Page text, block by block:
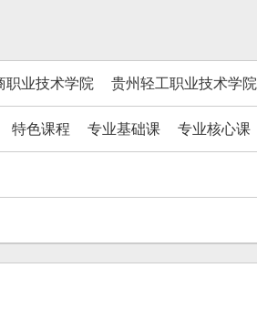
职业技术学院 贵州轻工职业技术学院
特色课程 专业基础课 专业核心课